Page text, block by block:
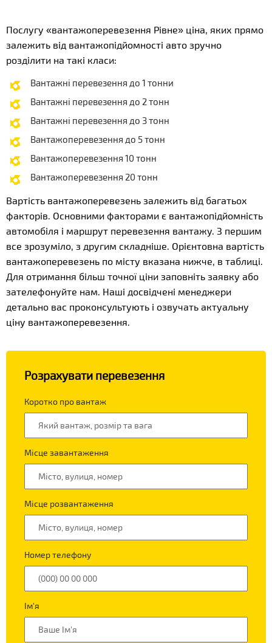
Послугу «вантажоперевезення Рівне» ціна, яких прямо
залежить від вантажопідйомності авто зручно
розділити на такі класи:
Вантажні перевезення до 1 тонни
Вантажні перевезення до 2 тонн
Вантажні перевезення до 3 тонн
Вантажоперевезення до 5 тонн
Вантажоперевезення 10 тонн
Вантажоперевезення 20 тонн
Вартість вантажоперевезень залежить від багатьох
факторів. Основними факторами є вантажопідйомність
автомобіля і маршрут перевезення вантажу. З першим
все зрозуміло, з другим складніше. Орієнтовна вартість
вантажоперевезень по місту вказана нижче, в таблиці.
Для отримання більш точної ціни заповніть заявку або
зателефонуйте нам. Наші досвідчені менеджери
детально вас проконсультують і озвучать актуальну
ціну вантажоперевезення.
Розрахувати перевезення
Коротко про вантаж
Місце завантаження
Місце розвантаження
Номер телефону
Ім'я